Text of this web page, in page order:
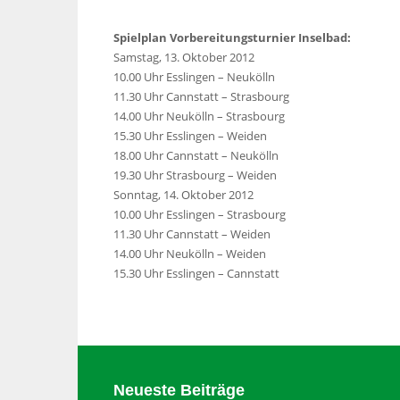
Spielplan Vorbereitungsturnier Inselbad:
Samstag, 13. Oktober 2012
10.00 Uhr Esslingen – Neukölln
11.30 Uhr Cannstatt – Strasbourg
14.00 Uhr Neukölln – Strasbourg
15.30 Uhr Esslingen – Weiden
18.00 Uhr Cannstatt – Neukölln
19.30 Uhr Strasbourg – Weiden
Sonntag, 14. Oktober 2012
10.00 Uhr Esslingen – Strasbourg
11.30 Uhr Cannstatt – Weiden
14.00 Uhr Neukölln – Weiden
15.30 Uhr Esslingen – Cannstatt
Neueste Beiträge